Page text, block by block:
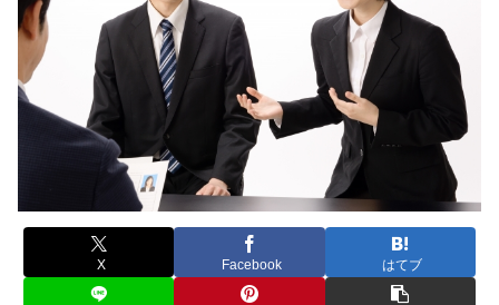
X Facebook はてブ